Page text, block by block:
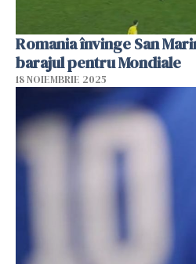
Romania învinge San
barajul pentru Mondiale
18 NOIEMBRIE 2025